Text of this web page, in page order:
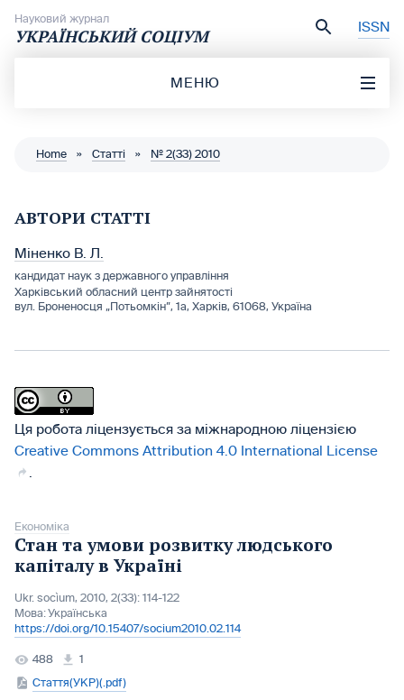
Науковий журнал
УКРАЇНСЬКИЙ СОЦІУМ ISSN
МЕНЮ
Home » Статті » № 2(33) 2010
АВТОРИ СТАТТІ
Міненко В. Л.
кандидат наук з державного управління
Харківський обласний центр зайнятості
вул. Броненосця „Потьомкін”, 1а, Харків, 61068, Україна
Ця робота ліцензується за міжнародною ліцензією
Creative Commons Attribution 4.0 International License
Економіка
Стан та умови розвитку людського
капіталу в Україні
Ukr. socìum, 2010, 2(33): 114-122
Мова:Українська
https://doi.org/10.15407/socium2010.02.114
488
1
Стаття(УКР)(.pdf)